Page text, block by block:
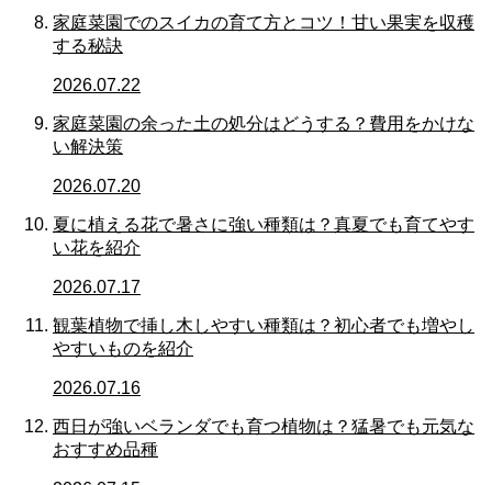
家庭菜園でのスイカの育て方とコツ！甘い果実を収穫
する秘訣
2026.07.22
家庭菜園の余った土の処分はどうする？費用をかけな
い解決策
2026.07.20
夏に植える花で暑さに強い種類は？真夏でも育てやす
い花を紹介
2026.07.17
観葉植物で挿し木しやすい種類は？初心者でも増やし
やすいものを紹介
2026.07.16
西日が強いベランダでも育つ植物は？猛暑でも元気な
おすすめ品種